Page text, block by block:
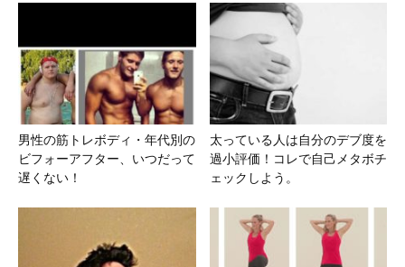
男性の筋トレボディ・年代別の
ビフォーアフター、いつだって
遅くない！
太っている人は自分のデブ度を
過小評価！コレで自己メタボチ
ェックしよう。